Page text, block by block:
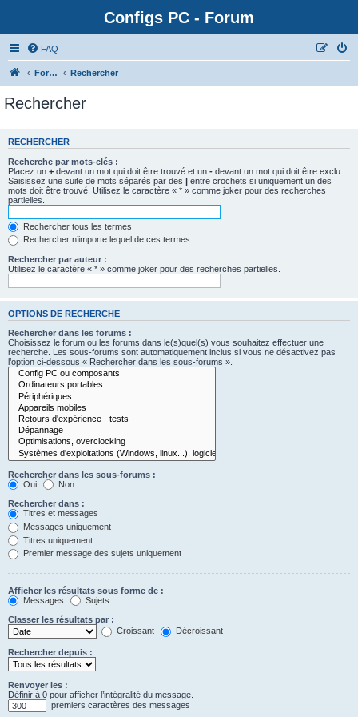
Configs PC - Forum
FAQ
Forum Rechercher
Rechercher
RECHERCHER
Recherche par mots-clés :
Placez un + devant un mot qui doit être trouvé et un - devant un mot qui doit être exclu.
Saisissez une suite de mots séparés par des | entre crochets si uniquement un des
mots doit être trouvé. Utilisez le caractère « * » comme joker pour des recherches
partielles.
Rechercher tous les termes
Rechercher n’importe lequel de ces termes
Rechercher par auteur :
Utilisez le caractère « * » comme joker pour des recherches partielles.
OPTIONS DE RECHERCHE
Rechercher dans les forums :
Choisissez le forum ou les forums dans le(s)quel(s) vous souhaitez effectuer une
recherche. Les sous-forums sont automatiquement inclus si vous ne désactivez pas
l’option ci-dessous « Rechercher dans les sous-forums ».
Rechercher dans les sous-forums :
Oui
Non
Rechercher dans :
Titres et messages
Messages uniquement
Titres uniquement
Premier message des sujets uniquement
Afficher les résultats sous forme de :
Messages
Sujets
Classer les résultats par :
Croissant
Décroissant
Rechercher depuis :
Renvoyer les :
Définir à 0 pour afficher l’intégralité du message.
premiers caractères des messages